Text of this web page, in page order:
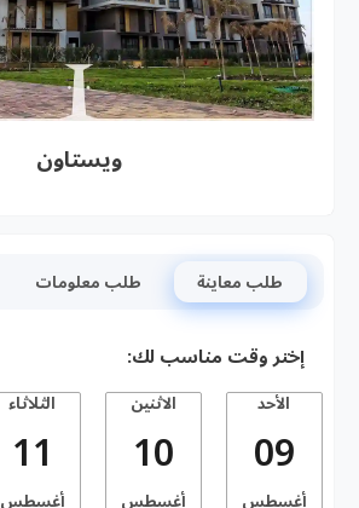
ويستاون
طلب معاينة طلب معلومات
إختر وقت مناسب لك:
الأحد
09
أغسطس
الاثنين
10
أغسطس
الثلاثاء
11
أغسطس